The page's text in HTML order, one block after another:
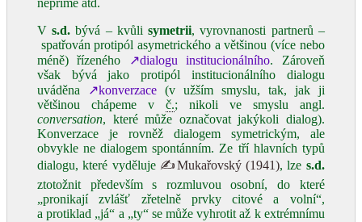
nepřímé atd.
Vs.d. bývá – kvůlisymetrii, vyrovnanosti partnerů –
spatřován protipól asymetrického a většinou (více nebo
méně) řízeného
↗dialogu institucionálního. Zároveň
však bývá jako protipól institucionálního dialogu
uváděna
↗konverzace(v užším smyslu, tak, jak ji
většinou chápeme v č.; nikoli ve smyslu angl.
conversation, které může označovat jakýkoli dialog).
Konverzace je rovněž dialogem symetrickým, ale
obvykle ne dialogem spontánním. Ze tří hlavních typů
dialogu, které vyděluje ✍Mukařovský (1941), lze s.d.
ztotožnit především s rozmluvou osobní, do které
„pronikají zvlášť zřetelně prvky citové a volní“,
a protiklad „já“ a „ty“ se může vyhrotit až k extrémnímu